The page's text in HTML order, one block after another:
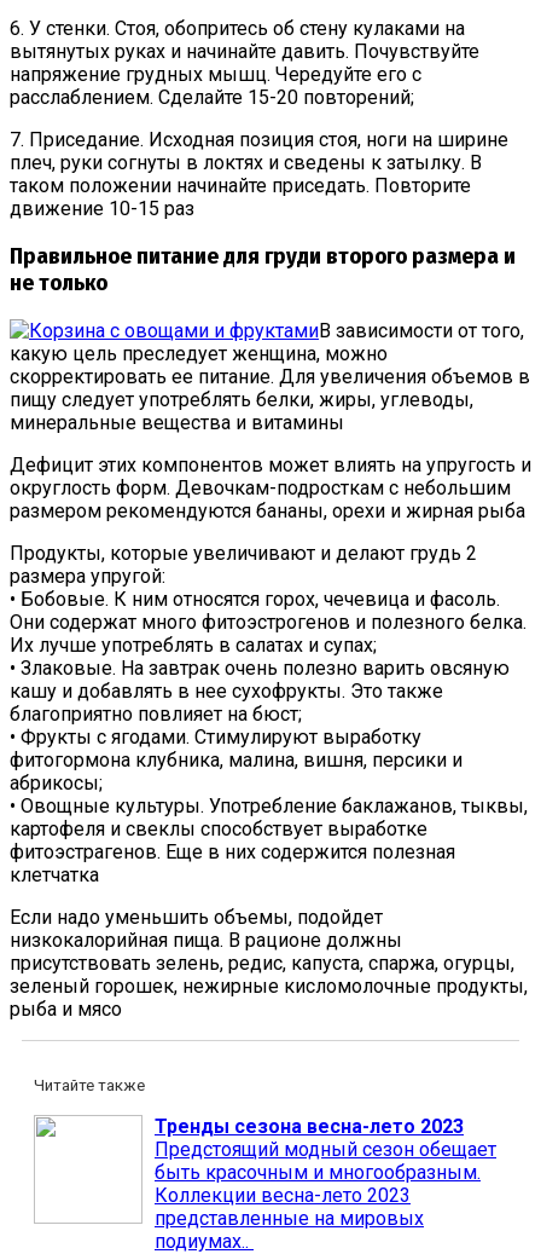
6. У стенки. Стоя, обопритесь об стену кулаками на
вытянутых руках и начинайте давить. Почувствуйте
напряжение грудных мышц. Чередуйте его с
расслаблением. Сделайте 15-20 повторений;
7. Приседание. Исходная позиция стоя, ноги на ширине
плеч, руки согнуты в локтях и сведены к затылку. В
таком положении начинайте приседать. Повторите
движение 10-15 раз
Правильное питание для груди второго размера и
не только
В зависимости от того,
какую цель преследует женщина, можно
скорректировать ее питание. Для увеличения объемов в
пищу следует употреблять белки, жиры, углеводы,
минеральные вещества и витамины
Дефицит этих компонентов может влиять на упругость и
округлость форм. Девочкам-подросткам с небольшим
размером рекомендуются бананы, орехи и жирная рыба
Продукты, которые увеличивают и делают грудь 2
размера упругой:
• Бобовые. К ним относятся горох, чечевица и фасоль.
Они содержат много фитоэстрогенов и полезного белка.
Их лучше употреблять в салатах и супах;
• Злаковые. На завтрак очень полезно варить овсяную
кашу и добавлять в нее сухофрукты. Это также
благоприятно повлияет на бюст;
• Фрукты с ягодами. Стимулируют выработку
фитогормона клубника, малина, вишня, персики и
абрикосы;
• Овощные культуры. Употребление баклажанов, тыквы,
картофеля и свеклы способствует выработке
фитоэстрагенов. Еще в них содержится полезная
клетчатка
Если надо уменьшить объемы, подойдет
низкокалорийная пища. В рационе должны
присутствовать зелень, редис, капуста, спаржа, огурцы,
зеленый горошек, нежирные кисломолочные продукты,
рыба и мясо
Читайте также
Тренды сезона весна-лето 2023
Предстоящий модный сезон обещает
быть красочным и многообразным.
Коллекции весна-лето 2023
представленные на мировых
подиумах..